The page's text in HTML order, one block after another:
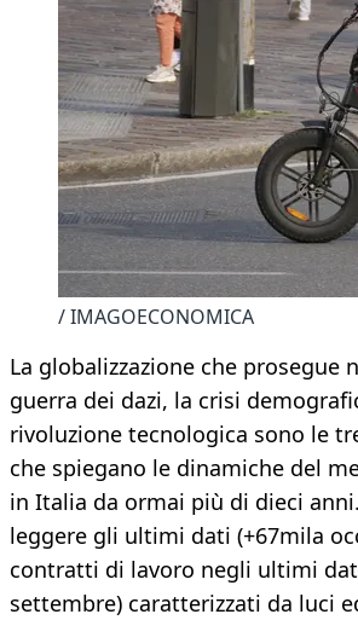
/ IMAGOECONOMICA
La globalizzazione che prosegue
guerra dei dazi, la crisi
rivoluzione tecnologica sono le
che spiegano le dinamiche del
in Italia da ormai più di dieci
leggere gli ultimi dati (+67mila
contratti di lavoro negli ultimi
settembre) caratterizzati da luci